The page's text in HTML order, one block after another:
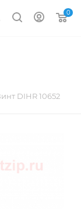
0
DIHR 10652